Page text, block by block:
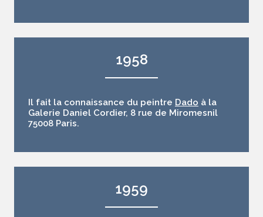
1958
Il fait la connaissance du peintre Dado à la
Galerie Daniel Cordier, 8 rue de Miromesnil
75008 Paris.
1959